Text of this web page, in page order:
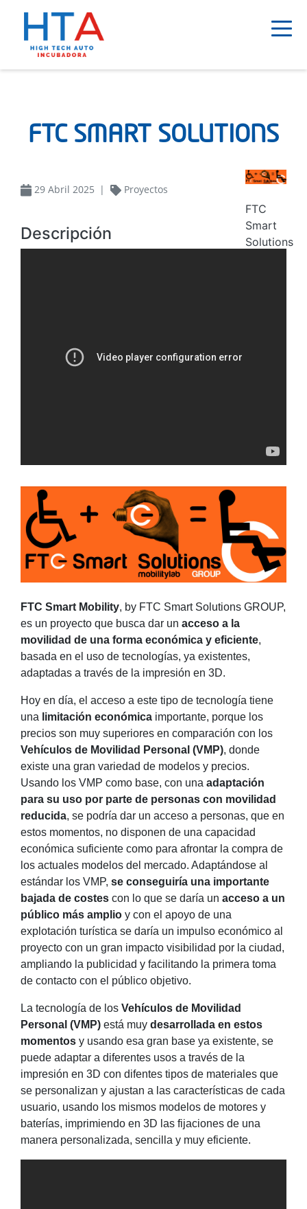
FTC SMART SOLUTIONS
FTC
Smart
Solutions
29 Abril 2025 Proyectos
Descripción
FTC Smart Mobility, by FTC Smart Solutions GROUP,
es un proyecto que busca dar un acceso a la
movilidad de una forma económica y eficiente,
basada en el uso de tecnologías, ya existentes,
adaptadas a través de la impresión en 3D.
Hoy en día, el acceso a este tipo de tecnología tiene
una limitación económica importante, porque los
precios son muy superiores en comparación con los
Vehículos de Movilidad Personal (VMP), donde
existe una gran variedad de modelos y precios.
Usando los VMP como base, con una adaptación
para su uso por parte de personas con movilidad
reducida, se podría dar un acceso a personas, que en
estos momentos, no disponen de una capacidad
económica suficiente como para afrontar la compra de
los actuales modelos del mercado. Adaptándose al
estándar los VMP, se conseguiría una importante
bajada de costes con lo que se daría un acceso a un
público más amplio y con el apoyo de una
explotación turística se daría un impulso económico al
proyecto con un gran impacto visibilidad por la ciudad,
ampliando la publicidad y facilitando la primera toma
de contacto con el público objetivo.
La tecnología de los Vehículos de Movilidad
Personal (VMP) está muy desarrollada en estos
momentos y usando esa gran base ya existente, se
puede adaptar a diferentes usos a través de la
impresión en 3D con difentes tipos de materiales que
se personalizan y ajustan a las características de cada
usuario, usando los mismos modelos de motores y
baterías, imprimiendo en 3D las fijaciones de una
manera personalizada, sencilla y muy eficiente.